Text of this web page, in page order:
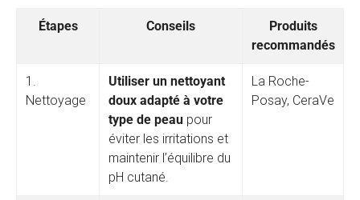
Étapes Conseils
Produits
recommandés
1.
Nettoyage
Utiliser un nettoyant
doux adapté à votre
type de peaupour
éviter les irritations et
maintenir l’équilibre du
pH cutané.
La Roche-
Posay, CeraVe